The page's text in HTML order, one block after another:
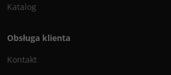
Katalog
Obsługa klienta
Kontakt